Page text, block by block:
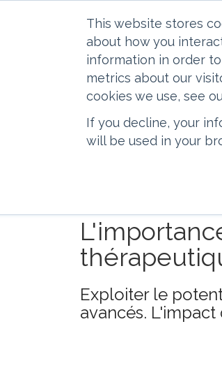
This website stores
about how you
information in order
metrics about our
cookies we use, see
If you decline, your
will be used in your
Nota bene : la traduction
automatiquement par un
être exclues et, donc, la
Exploiter le
avancés.